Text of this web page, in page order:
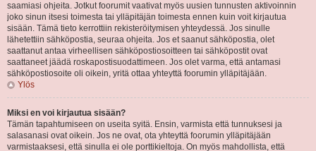
saamiasi ohjeita. Jotkut foorumit vaativat myös uusien tunnusten aktivoinnin
joko sinun itsesi toimesta tai ylläpitäjän toimesta ennen kuin voit kirjautua
sisään. Tämä tieto kerrottiin rekisteröitymisen yhteydessä. Jos sinulle
lähetettiin sähköpostia, seuraa ohjeita. Jos et saanut sähköpostia, olet
saattanut antaa virheellisen sähköpostiosoitteen tai sähköpostit ovat
saattaneet jäädä roskapostisuodattimeen. Jos olet varma, että antamasi
sähköpostiosoite oli oikein, yritä ottaa yhteyttä foorumin ylläpitäjään.
Ylös
Miksi en voi kirjautua sisään?
Tämän tapahtumiseen on useita syitä. Ensin, varmista että tunnuksesi ja
salasanasi ovat oikein. Jos ne ovat, ota yhteyttä foorumin ylläpitäjään
varmistaaksesi, että sinulla ei ole porttikieltoja. On myös mahdollista, että